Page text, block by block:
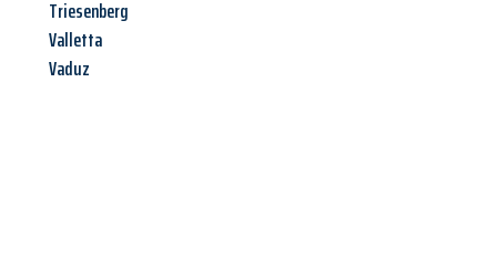
Triesenberg
Valletta
Vaduz